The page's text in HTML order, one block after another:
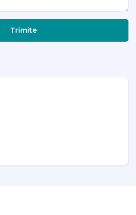
Trimite